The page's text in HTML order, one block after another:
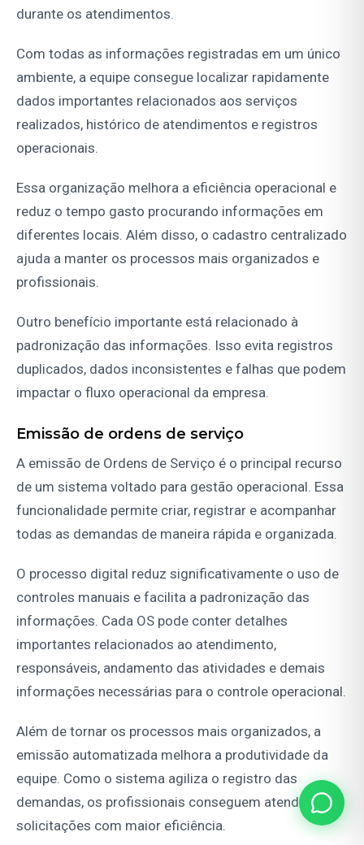
durante os atendimentos.
Com todas as informações registradas em um único
ambiente, a equipe consegue localizar rapidamente
dados importantes relacionados aos serviços
realizados, histórico de atendimentos e registros
operacionais.
Essa organização melhora a eficiência operacional e
reduz o tempo gasto procurando informações em
diferentes locais. Além disso, o cadastro centralizado
ajuda a manter os processos mais organizados e
profissionais.
Outro benefício importante está relacionado à
padronização das informações. Isso evita registros
duplicados, dados inconsistentes e falhas que podem
impactar o fluxo operacional da empresa.
Emissão de ordens de serviço
A emissão de Ordens de Serviço é o principal recurso
de um sistema voltado para gestão operacional. Essa
funcionalidade permite criar, registrar e acompanhar
todas as demandas de maneira rápida e organizada.
O processo digital reduz significativamente o uso de
controles manuais e facilita a padronização das
informações. Cada OS pode conter detalhes
importantes relacionados ao atendimento,
responsáveis, andamento das atividades e demais
informações necessárias para o controle operacional.
Além de tornar os processos mais organizados, a
emissão automatizada melhora a produtividade da
equipe. Como o sistema agiliza o registro das
demandas, os profissionais conseguem atender mais
solicitações com maior eficiência.